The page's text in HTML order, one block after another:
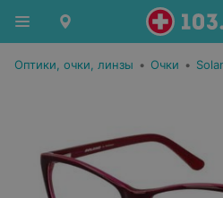
Оптики, очки, линзы • Очки •